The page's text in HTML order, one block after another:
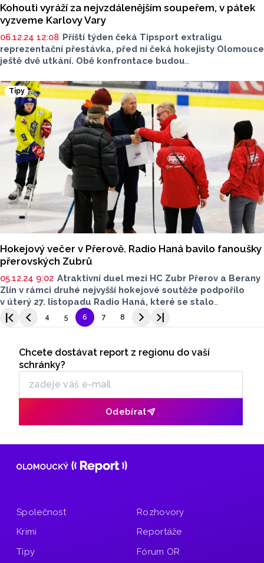
Kohouti vyráží za nejvzdálenějším soupeřem, v pátek
vyzveme Karlovy Vary
06.12.24 12:08 Příští týden čeká Tipsport extraligu
reprezentační přestávka, před ní čeká hokejisty Olomouce
ještě dvě utkání. Obě konfrontace budou
Karlovy Vary. Jak si povede Mora v dalším venkovním
utkání, to zjistíme v pátek od 18 hodin, kdy zápas v KV
aréně začne.
Tipy
Hokejový večer v Přerově. Radio Haná bavilo fanoušky
přerovských Zubrů
05.12.24 9:02 Atraktivní duel mezi HC Zubr Přerov a Berany
Zlín v rámci druhé nejvyšší hokejové soutěže podpořilo
v úterý 27. listopadu Radio Haná, které se stalo
partnerem utkání. Přestože výsledek na ledě nebyl pro
domácí fanoušky příznivý (1:7), atmosféra v hale byla
4 5 6 7 8
Odběr newsletteru
Chcete dostávat report z regionu do vaší
schránky?
Odebírat
Společnost
Krimi
Tipy
Rozhovory
Reportáže
Fórum OR